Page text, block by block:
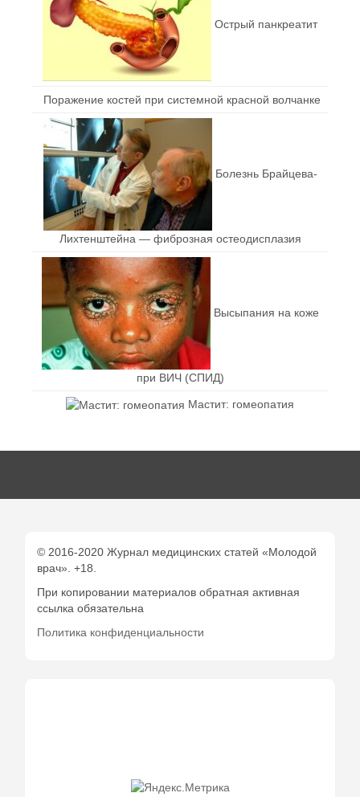
Острый панкреатит
Поражение костей при системной красной волчанке
Болезнь Брайцева-
Лихтенштейна — фиброзная остеодисплазия
Высыпания на коже
при ВИЧ (СПИД)
Мастит: гомеопатия
© 2016-2020 Журнал медицинских статей «Молодой
врач». +18.
При копировании материалов обратная активная
ссылка обязательна
Политика конфиденциальности